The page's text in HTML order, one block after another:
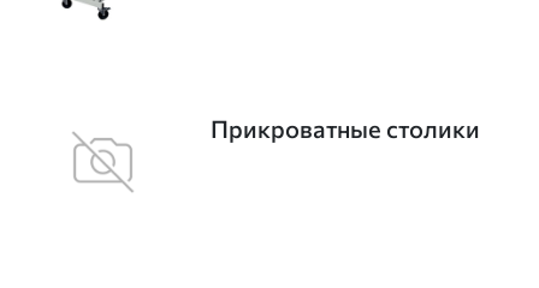
Прикроватные столики